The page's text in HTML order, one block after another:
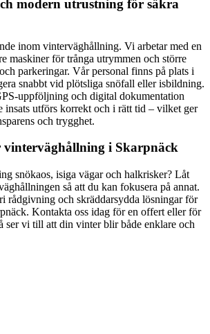
modern utrustning för säkra
inom vinterväghållning. Vi arbetar med en
maskiner för trånga utrymmen och större
parkeringar. Vår personal finns på plats i
snabbt vid plötsliga snöfall eller isbildning.
uppföljning och digital dokumentation
insats utförs korrekt och i rätt tid – vilket ger
och trygghet.
vinterväghållning i Skarpnäck
snökaos, isiga vägar och halkrisker? Låt
så att du kan fokusera på annat.
rådgivning och skräddarsydda lösningar för
Kontakta oss idag för en offert eller för
ser vi till att din vinter blir både enklare och